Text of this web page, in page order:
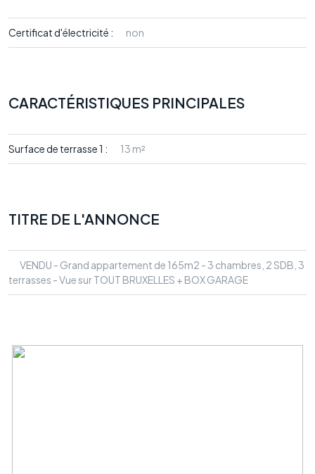
Certificat d'électricité : non
CARACTÉRISTIQUES PRINCIPALES
Surface de terrasse 1 : 13 m²
TITRE DE L'ANNONCE
VENDU - Grand appartement de 165m2 - 3 chambres, 2 SDB, 3
terrasses - Vue sur TOUT BRUXELLES + BOX GARAGE